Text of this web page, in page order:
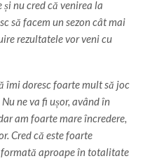
nu cred că venirea la
să facem un sezon cât mai
rezultatele vor veni cu
îmi doresc foarte mult să joc
ne va fi ușor, având în
am foarte mare încredere,
Cred că este foarte
aproape în totalitate